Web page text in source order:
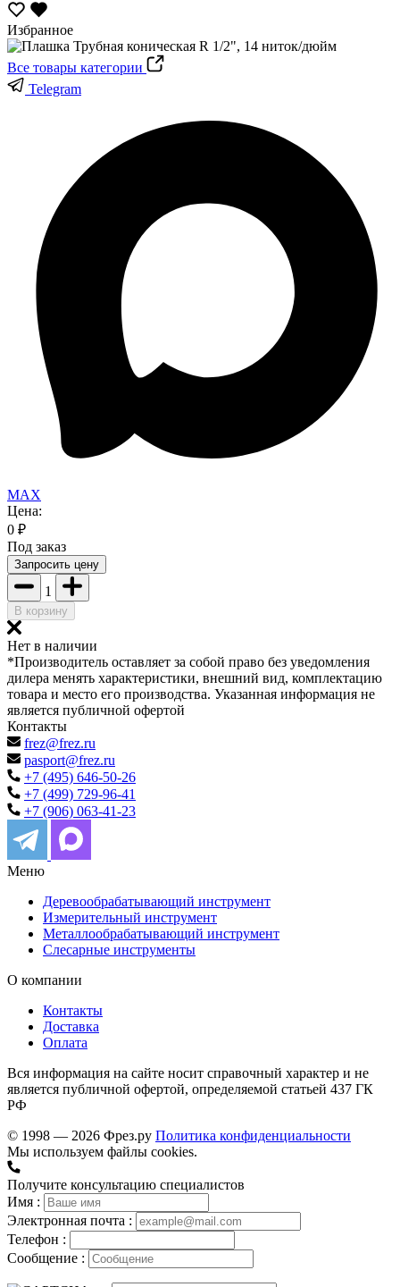
Избранное
Все товары категории
Telegram
MAX
Цена:
0 ₽
Под заказ
Запросить цену
1
В корзину
Нет в наличии
*Производитель оставляет за собой право без уведомления
дилера менять характеристики, внешний вид, комплектацию
товара и место его производства. Указанная информация не
является публичной офертой
Контакты
frez@frez.ru
pasport@frez.ru
+7 (495) 646-50-26
+7 (499) 729-96-41
+7 (906) 063-41-23
Меню
Деревообрабатывающий инструмент
Измерительный инструмент
Металлообрабатывающий инструмент
Слесарные инструменты
О компании
Контакты
Доставка
Оплата
Вся информация на сайте носит справочный характер и не
является публичной офертой, определяемой статьей 437 ГК
РФ
© 1998 — 2026 Фрез.ру Политика конфиденциальности
Мы используем файлы cookies.
Получите консультацию специалистов
Имя :
Электронная почта :
Телефон :
Сообщение :